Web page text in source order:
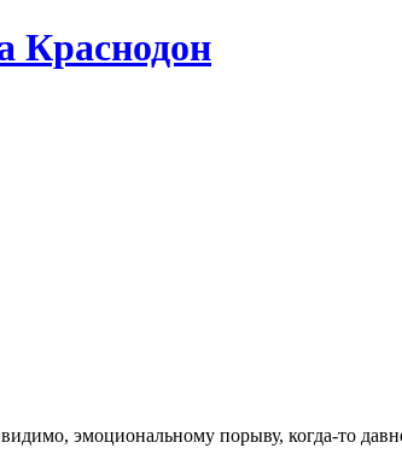
Краснодон
эмоциональному порыву, когда-то